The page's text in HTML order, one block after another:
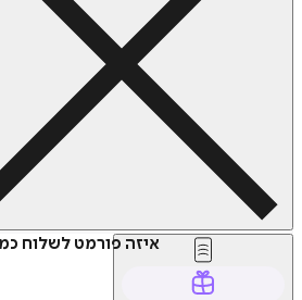
איזה פורמט לשלוח כמתנה?